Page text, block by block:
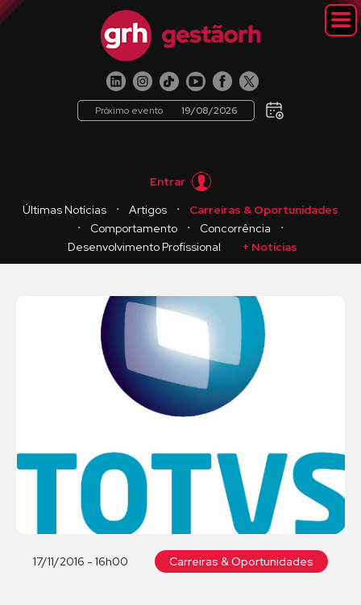
Próximo evento 19/08/2026
Entrar
Últimas Notícias
・ Artigos ・
Carreiras & Oportunidades
・
Comportamento ・ Concorrência
・
Desenvolvimento Profissional
+ Notícias
17/11/2016 - 16h00 Carreiras & Oportunidades